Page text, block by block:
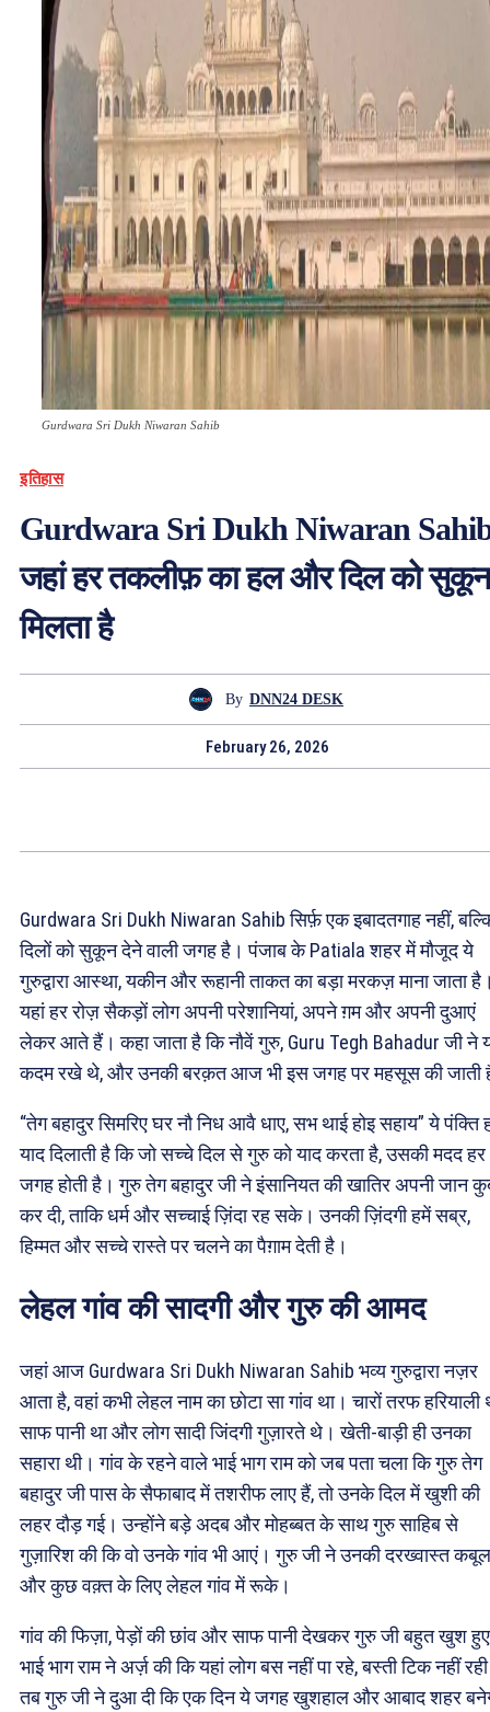
Gurdwara Sri Dukh Niwaran Sahib
इतिहास
Gurdwara Sri Dukh Niwaran
जहां हर तकलीफ़ का हल और दिल को सुकून
मिलता है
By DNN24 DESK
February 26, 2026
Gurdwara Sri Dukh Niwaran Sahib सिर्फ़ एक इबादतगाह नहीं,
दिलों को सुकून देने वाली जगह है। पंजाब के Patiala शहर में मौजूद ये
गुरुद्वारा आस्था, यकीन और रूहानी ताकत का बड़ा मरकज़ माना जाता
यहां हर रोज़ सैकड़ों लोग अपनी परेशानियां, अपने ग़म और अपनी दुआएं
लेकर आते हैं। कहा जाता है कि नौवें गुरु, Guru Tegh Bahadur जी ने
कदम रखे थे, और उनकी बरक़त आज भी इस जगह पर महसूस की जाती
“तेग बहादुर सिमरिए घर नौ निध आवै धाए, सभ थाई होइ सहाय” ये पंक्ति
याद दिलाती है कि जो सच्चे दिल से गुरु को याद करता है, उसकी मदद हर
जगह होती है। गुरु तेग बहादुर जी ने इंसानियत की खातिर अपनी जान
कर दी, ताकि धर्म और सच्चाई ज़िंदा रह सके। उनकी ज़िंदगी हमें सब्र,
हिम्मत और सच्चे रास्ते पर चलने का पैग़ाम देती है।
लेहल गांव की सादगी और गुरु की आमद
जहां आज Gurdwara Sri Dukh Niwaran Sahib भव्य गुरुद्वारा नज़र
आता है, वहां कभी लेहल नाम का छोटा सा गांव था। चारों तरफ हरियाली
साफ पानी था और लोग सादी जिंदगी गुज़ारते थे। खेती-बाड़ी ही उनका
सहारा थी। गांव के रहने वाले भाई भाग राम को जब पता चला कि गुरु तेग
बहादुर जी पास के सैफाबाद में तशरीफ लाए हैं, तो उनके दिल में खुशी की
लहर दौड़ गई। उन्होंने बड़े अदब और मोहब्बत के साथ गुरु साहिब से
गुज़ारिश की कि वो उनके गांव भी आएं। गुरु जी ने उनकी दरख्वास्त
और कुछ वक़्त के लिए लेहल गांव में रूके।
गांव की फिज़ा, पेड़ों की छांव और साफ पानी देखकर गुरु जी बहुत खुश
भाई भाग राम ने अर्ज़ की कि यहां लोग बस नहीं पा रहे, बस्ती टिक नहीं
तब गुरु जी ने दुआ दी कि एक दिन ये जगह खुशहाल और आबाद शहर